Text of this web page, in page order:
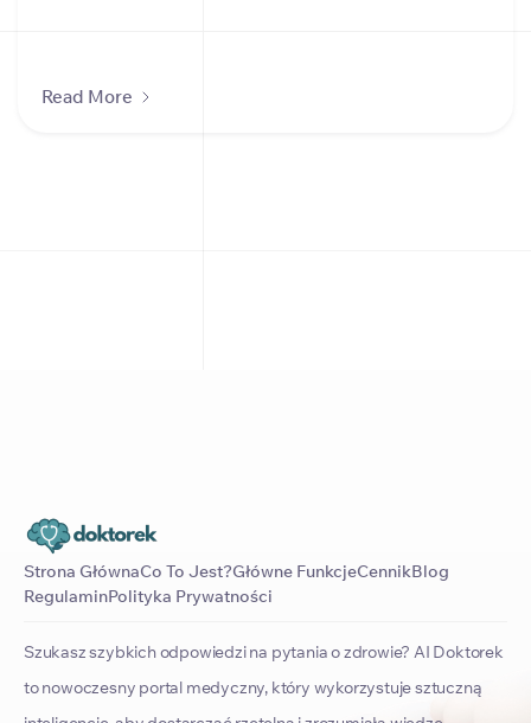
Read More
Strona GłównaCo To Jest?Główne FunkcjeCennikBlog
RegulaminPolityka Prywatności
Szukasz szybkich odpowiedzi na pytania o zdrowie? AI Doktorek
to nowoczesny portal medyczny, który wykorzystuje sztuczną